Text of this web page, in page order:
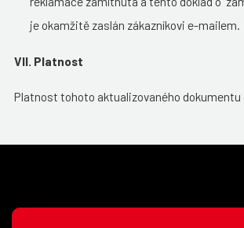
je okamžitě zaslán zákazníkovi e-mailem.
VII. Platnost
Platnost tohoto aktualizovaného dokumentu